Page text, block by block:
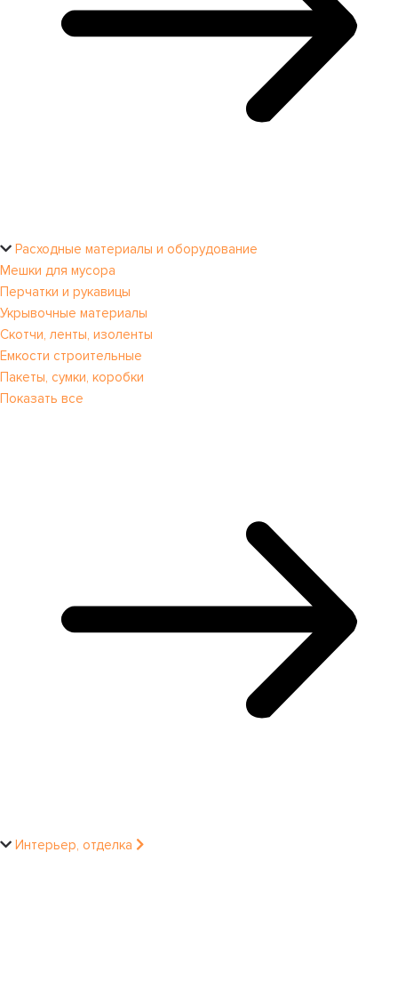
Расходные материалы и оборудование
Мешки для мусора
Перчатки и рукавицы
Укрывочные материалы
Скотчи, ленты, изоленты
Емкости строительные
Пакеты, сумки, коробки
Показать все
Интерьер, отделка